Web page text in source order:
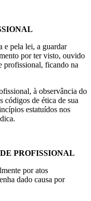
e pela lei, a guardar
por ter visto, ouvido
profissional, ficando na
à observância do
códigos de ética de sua
estatuídos nos
PROFISSIONAL
por atos
dado causa por